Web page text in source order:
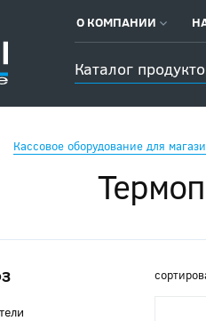
Каталог
О КОМПАНИИ
Кассовое оборудование для